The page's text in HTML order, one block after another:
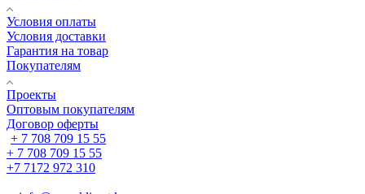
Условия оплаты
Условия доставки
Гарантия на товар
Покупателям
Проекты
Оптовым покупателям
Договор оферты
+ 7 708 709 15 55
+ 7 708 709 15 55
+7 7172 972 310